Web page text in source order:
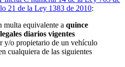
21 de la Ley 1383 de 2010:
multa equivalente a quince
diarios vigentes
y/o propietario de un vehículo
cualquiera de las siguientes